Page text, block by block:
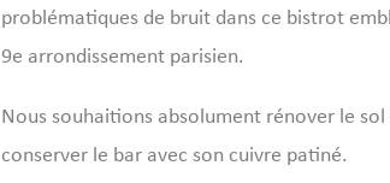
problématiques de bruit dans ce bistrot
9e arrondissement parisien.
Nous souhaitions absolument rénover le
conserver le bar avec son cuivre patiné.